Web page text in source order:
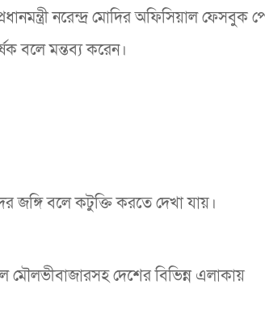
নরেন্দ্র মোদির অফিসিয়াল ফেসবুক
বলে মন্তব্য করেন।
জঙ্গি বলে কটুক্তি করতে দেখা যায়।
মৌলভীবাজারসহ দেশের বিভিন্ন এলাকায়